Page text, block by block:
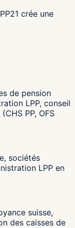
crée une
de pension
LPP, conseil
PP, OFS
sociétés
LPP en
suisse,
des caisses de